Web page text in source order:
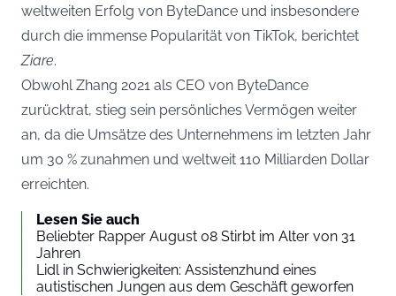
weltweiten Erfolg von ByteDance und insbesondere
durch die immense Popularität von TikTok, berichtet
Ziare.
Obwohl Zhang 2021 als CEO von ByteDance
zurücktrat, stieg sein persönliches Vermögen weiter
an, da die Umsätze des Unternehmens im letzten Jahr
um 30 % zunahmen und weltweit 110 Milliarden Dollar
erreichten.
Lesen Sie auch
Beliebter Rapper August 08 Stirbt im Alter von 31
Jahren
Lidl in Schwierigkeiten: Assistenzhund eines
autistischen Jungen aus dem Geschäft geworfen